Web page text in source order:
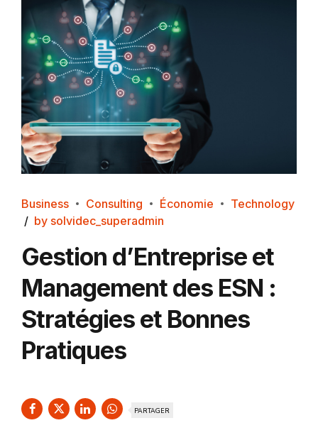
Business Consulting Économie
Technology
by solvidec_superadmin
Gestion d’Entreprise et
Management des ESN :
Stratégies et Bonnes
Pratiques
PARTAGER